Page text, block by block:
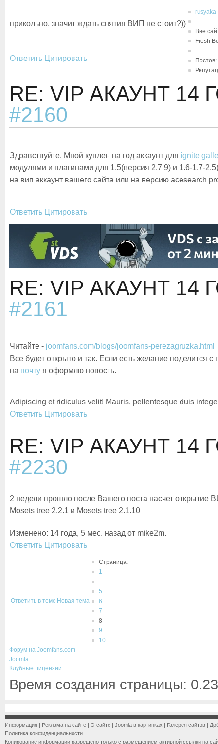
прикольно, значит ждать снятия ВИП не стоит?))
rusyaka
Вне
Fresh
Постов:
Ответить Цитировать
RE: VIP АКАУНТ 14
#2160
Здравствуйте. Мной куплен на год аккаунт для ignite
модулями и плагинами для 1.5(версия 2.7.9) и 1.6-1.7-
на вип аккаунт вашего сайта или на версию acesearch
Ответить Цитировать
RE: VIP АКАУНТ 14
#2161
Читайте - joomfans.com/blogs/joomfans-perezagruzka.html
Все будет открыто и так. Если есть желание поделится
на почту я оформлю новость.
Adipiscing et ridiculus velit! Mauris, pellentesque duis
Ответить Цитировать
RE: VIP АКАУНТ 14
#2230
2 недели прошло после Вашего поста насчет открытие
Mosets tree 2.2.1 и Mosets tree 2.1.10
Изменено: 14 года, 5 мес. назад от mike2m.
Ответить Цитировать
Ответить в теме Новая тема
Страница:
1
...
5
6
7
8
9
10
Форум на Joomfans.com
Joomla
Клубные лицензии
Время создания страницы:
Информация | Реклама на сайте | О сайте | Joomla в картинках | Галерея сайтов |
Политика конфиденциальности
Копирование информации разрешено только с размещением активной ссылки на